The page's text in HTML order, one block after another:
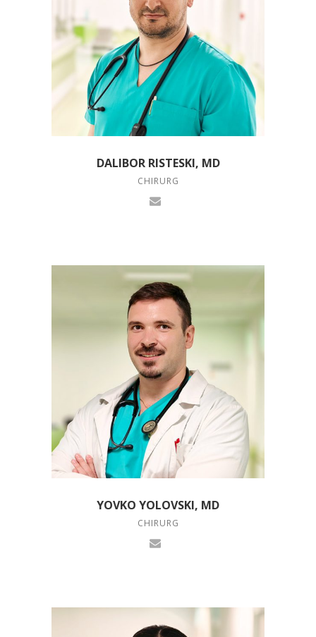
DALIBOR RISTESKI, MD
CHIRURG
YOVKO YOLOVSKI, MD
CHIRURG